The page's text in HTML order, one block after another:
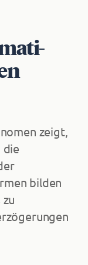
zeigt,
die
bilden